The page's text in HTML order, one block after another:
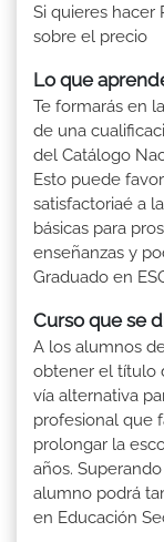
Si quieres hacer
sobre el precio
Lo que
Te formarás en
de una
del Catálogo
Esto puede
satisfactoriaé a
básicas para
enseñanzas y
Graduado en
Curso que se
A los alumnos
obtener el título
vía alternativa
profesional que
prolongar la
años.
alumno podrá
en Educación